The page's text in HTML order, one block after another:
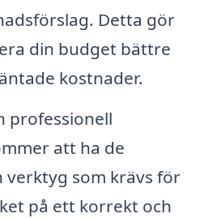
Detta gör
din budget bättre
kostnader.
professionell
att ha de
som krävs för
på ett korrekt och